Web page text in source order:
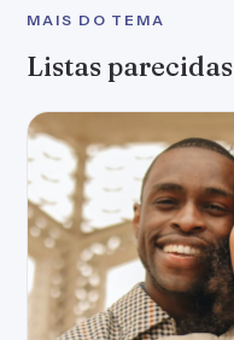
MAIS DO TEMA
Listas parecidas